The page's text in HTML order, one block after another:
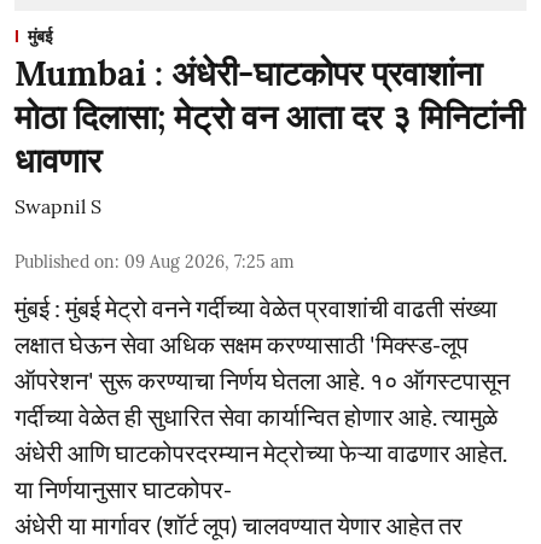
मुंबई
Mumbai : अंधेरी-घाटकोपर प्रवाशांना
मोठा दिलासा; मेट्रो वन आता दर ३ मिनिटांनी
धावणार
Swapnil S
Published on: 09 Aug 2026, 7:25 am
मुंबई : मुंबई मेट्रो वनने गर्दीच्या वेळेत प्रवाशांची वाढती संख्या
लक्षात घेऊन सेवा अधिक सक्षम करण्यासाठी 'मिक्स्ड-लूप
ऑपरेशन' सुरू करण्याचा निर्णय घेतला आहे. १० ऑगस्टपासून
गर्दीच्या वेळेत ही सुधारित सेवा कार्यान्वित होणार आहे. त्यामुळे
अंधेरी आणि घाटकोपरदरम्यान मेट्रोच्या फेऱ्या वाढणार आहेत.
या निर्णयानुसार घाटकोपर-
अंधेरी या मार्गावर (शॉर्ट लूप) चालवण्यात येणार आहेत तर